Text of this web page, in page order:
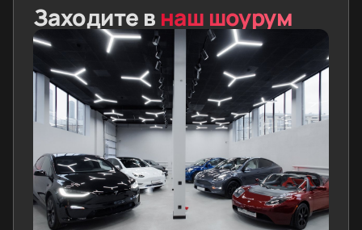
Заходите в наш шоурум